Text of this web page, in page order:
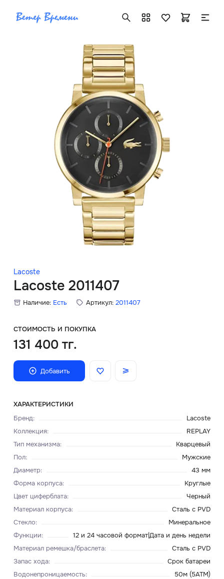
Lacoste
Lacoste 2011407
Наличие: Есть Артикул: 2011407
СТОИМОСТЬ И ПОКУПКА
131 400 тг.
Добавить
ХАРАКТЕРИСТИКИ
Бренд:
Lacoste
Коллекция:
REPLAY
Тип механизма:
Кварцевый
Пол:
Мужские
Диаметр:
43 мм
Форма корпуса:
Круглые
Цвет циферблата:
Черный
Материал корпуса:
Сталь с PVD
Стекло:
Минеральное
Функции:
12 и 24 часовой формат|Дата и день недели
Материал ремешка/браслета:
Сталь с PVD
Запас хода:
Срок батареи
Водонепроницаемость:
50м (5ATM)
+7 ( 705 ) 181-42-50
info@vetervremeni.kz
Авторизация
Каталог
Мужские часы
Женские часы
Скидки
Главная
О нас